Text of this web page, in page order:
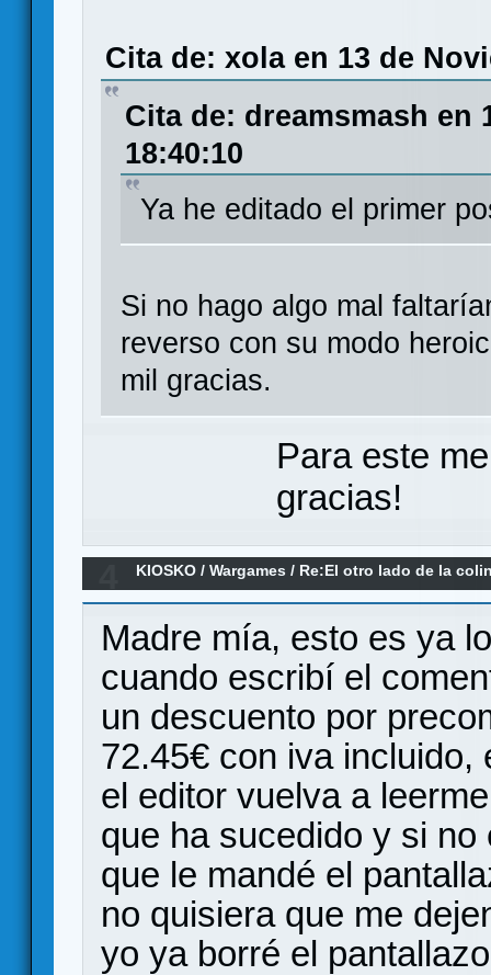
Cita de: xola en 13 de
Cita de: dreamsmash en
18:40:10
Ya he editado el primer
Si no hago algo mal
reverso con su modo
mil gracias.
Para este
gracias!
KIOSKO /Wargames / Re:El otro lado de la
Madre mía, esto es ya
cuando escribí el
un descuento por
72.45€ con iva
el editor vuelva a
que ha sucedido y si
que le mandé el
no quisiera que me
yo ya borré el